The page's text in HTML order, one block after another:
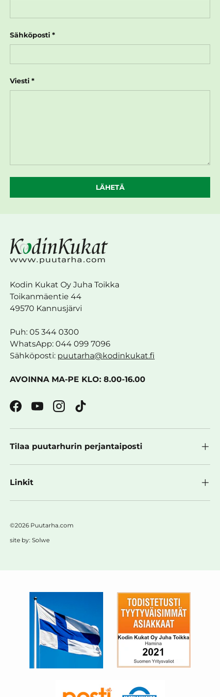
Sähköposti
Viesti
LÄHETÄ
Kodin Kukat Oy Juha Toikka
Toikanmäentie 44
49570 Kannusjärvi
Puh: 05 344 0300
WhatsApp: 044 099 7096
Sähköposti: puutarha@kodinkukat.fi
AVOINNA MA-PE KLO: 8.00-16.00
Facebook
YouTubeInstagram
TikTok
Tilaa puutarhurin perjantaiposti
Linkit
©2026 Puutarha.com
site by: Solwe